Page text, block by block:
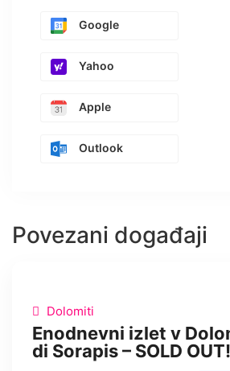
Google
Yahoo
Apple
Outlook
Povezani događaji
UŽIVO
Dolomiti
Enodnevni izlet v
di Sorapis – SOLD OUT!